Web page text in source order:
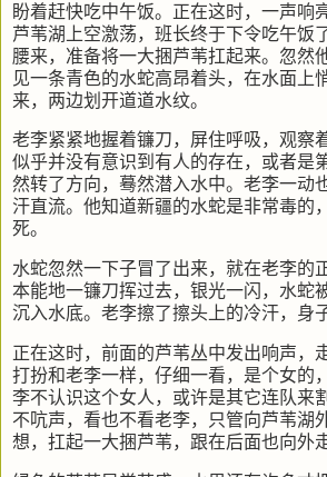
盼着赶快吃中午饭。正在这时，一声响
芦苇湖上空激荡，班长终于下令吃午饭
腰来，准备将一大捆芦苇扛起来。忽然
见一条青色的水蛇高昂着头，在水面上
来，两边划开道道水纹。
老李紧紧地握着镰刀，屏住呼吸，观察
似乎并没有意识到有人的存在，或者是
然转了方向，蓦然潜入水中。老李一动
汗直流。他知道新疆的水蛇是非常毒的
死。
水蛇忽然一下子冒了出来，就在老李的
本能地一镰刀挥过去，银光一闪，水蛇
沉入水底。老李擦了擦头上的冷汗，身
正在这时，前面的芦苇丛中发出响声，
打扮和老李一样，仔细一看，是个女的
李不认识这个女人，或许是其它连队来
不吭声，看也不看老李，只管向芦苇湖
想，扛起一大捆芦苇，跟在后面也向外走